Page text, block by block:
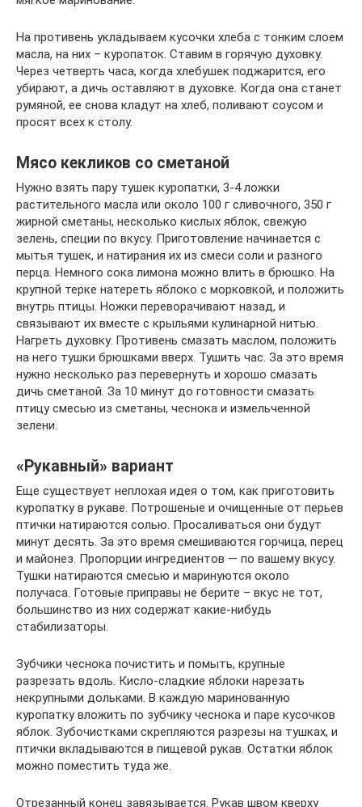
На противень укладываем кусочки хлеба с тонким слоем
масла, на них – куропаток. Ставим в горячую духовку.
Через четверть часа, когда хлебушек поджарится, его
убирают, а дичь оставляют в духовке. Когда она станет
румяной, ее снова кладут на хлеб, поливают соусом и
просят всех к столу.
Мясо кекликов со сметаной
Нужно взять пару тушек куропатки, 3-4 ложки
растительного масла или около 100 г сливочного, 350 г
жирной сметаны, несколько кислых яблок, свежую
зелень, специи по вкусу. Приготовление начинается с
мытья тушек, и натирания их из смеси соли и разного
перца. Немного сока лимона можно влить в брюшко. На
крупной терке натереть яблоко с морковкой, и положить
внутрь птицы. Ножки переворачивают назад, и
связывают их вместе с крыльями кулинарной нитью.
Нагреть духовку. Противень смазать маслом, положить
на него тушки брюшками вверх. Тушить час. За это время
нужно несколько раз перевернуть и хорошо смазать
дичь сметаной. За 10 минут до готовности смазать
птицу смесью из сметаны, чеснока и измельченной
зелени.
«Рукавный» вариант
Еще существует неплохая идея о том, как приготовить
куропатку в рукаве. Потрошеные и очищенные от перьев
птички натираются солью. Просаливаться они будут
минут десять. За это время смешиваются горчица, перец
и майонез. Пропорции ингредиентов — по вашему вкусу.
Тушки натираются смесью и маринуются около
получаса. Готовые приправы не берите – вкус не тот,
большинство из них содержат какие-нибудь
стабилизаторы.
Зубчики чеснока почистить и помыть, крупные
разрезать вдоль. Кисло-сладкие яблоки нарезать
некрупными дольками. В каждую маринованную
куропатку вложить по зубчику чеснока и паре кусочков
яблок. Зубочистками скрепляются разрезы на тушках, и
птички вкладываются в пищевой рукав. Остатки яблок
можно поместить туда же.
Отрезанный конец завязывается. Рукав швом кверху